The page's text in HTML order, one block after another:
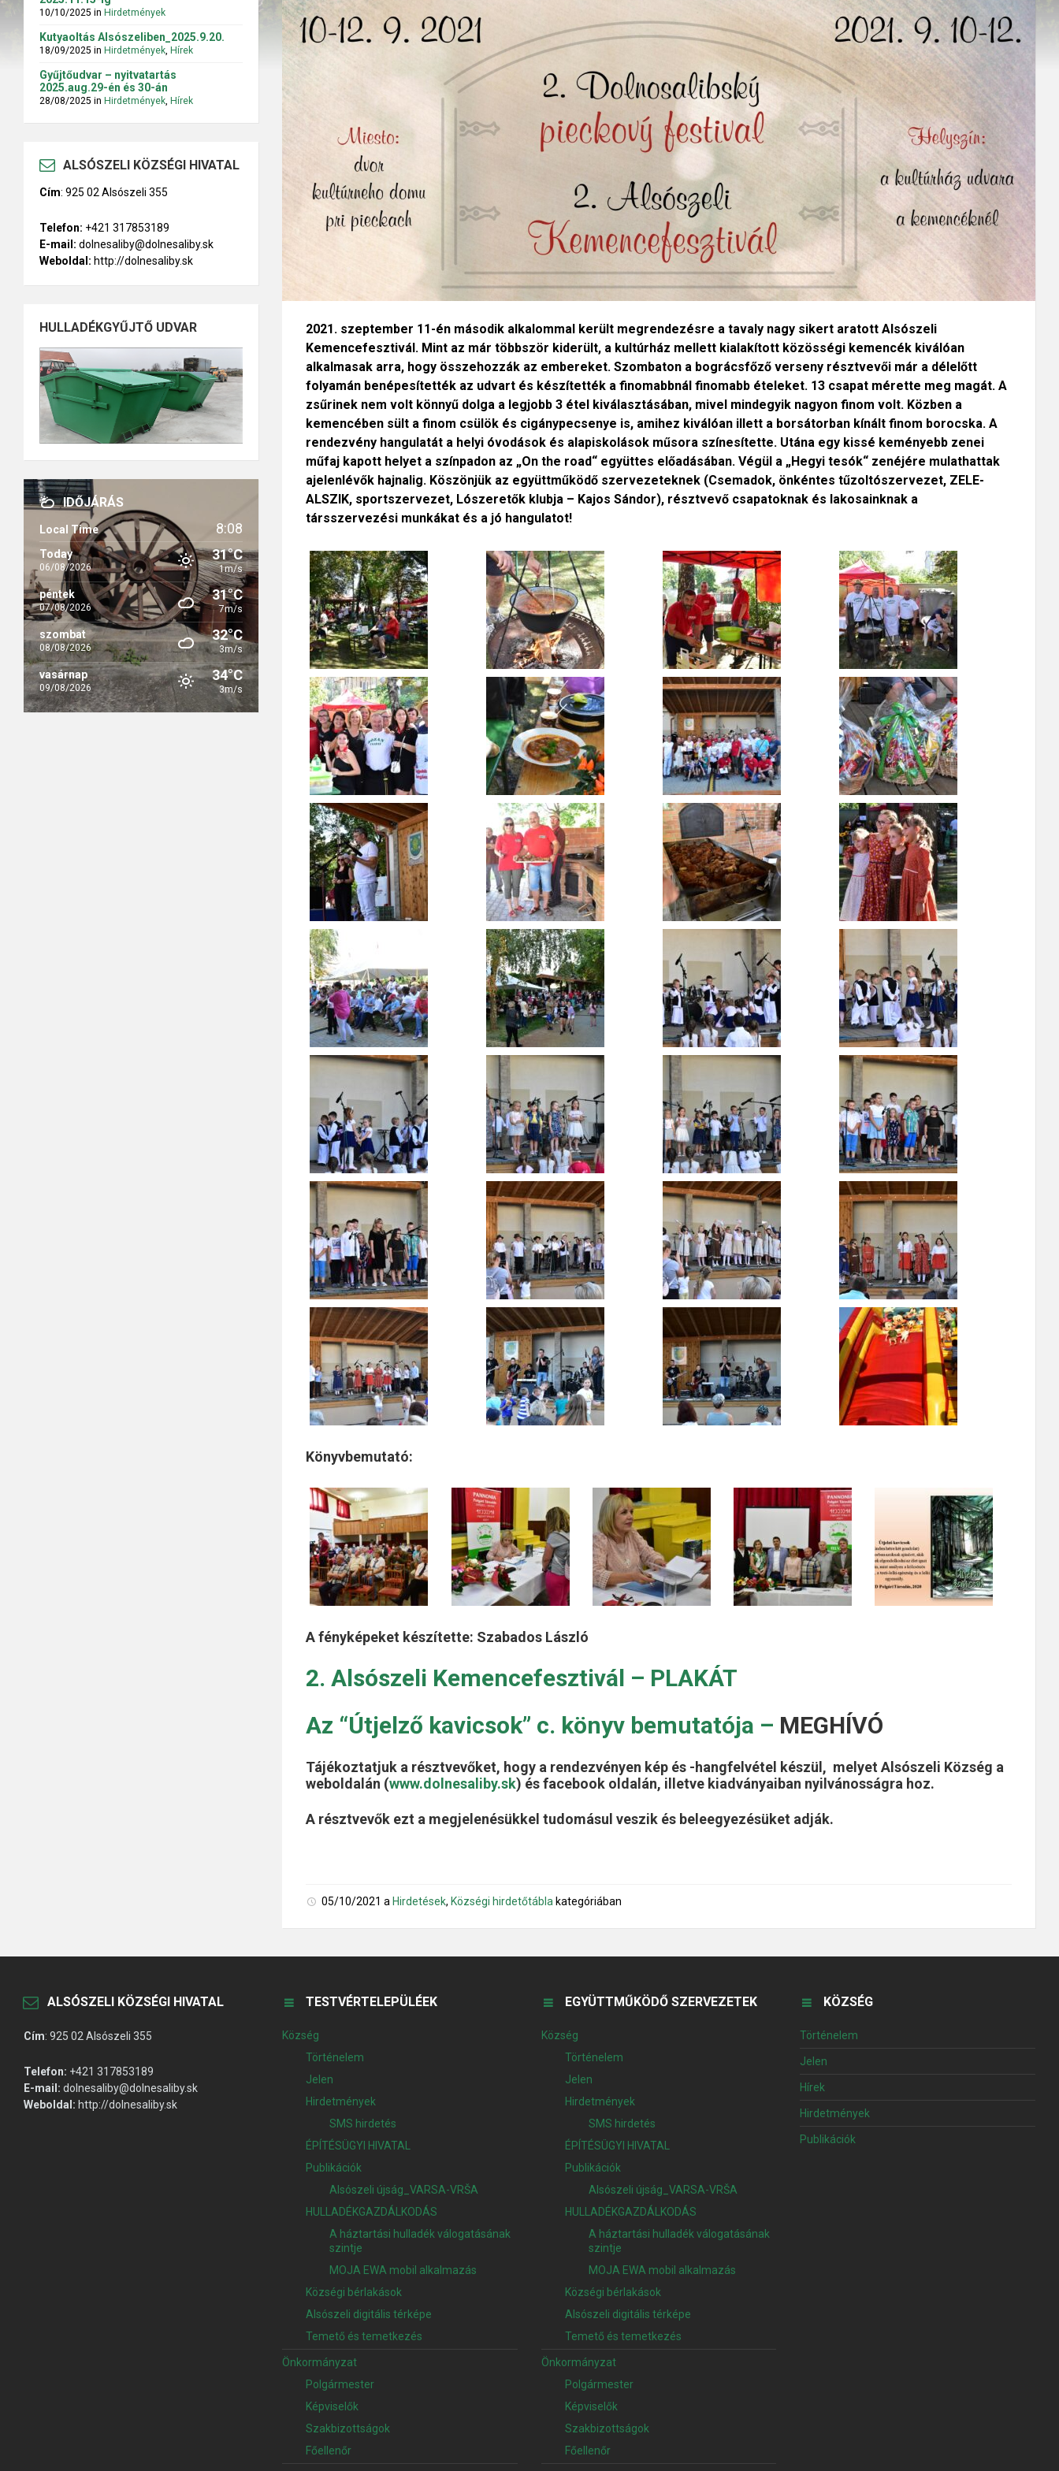
2021. szeptember 11-én második alkalommal került megrendezésre a tavaly nagy sikert aratott Alsószeli
Kemencefesztivál. Mint az már többször kiderült, a kultúrház mellett kialakított közösségi kemencék kiválóan
alkalmasak arra, hogy összehozzák az embereket. Szombaton a bográcsfőző verseny résztvevői már a délelőtt
folyamán benépesítették az udvart és készítették a finomabbnál finomabb ételeket. 13 csapat mérette meg magát. A
zsűrinek nem volt könnyű dolga a legjobb 3 étel kiválasztásában, mivel mindegyik nagyon finom volt. Közben a
kemencében sült a finom csülök és cigánypecsenye is, amihez kiválóan illett a borsátorban kínált finom borocska. A
rendezvény hangulatát a helyi óvodások és alapiskolások műsora színesítette. Utána egy kissé keményebb zenei
műfaj kapott helyet a színpadon az „On the road“ együttes előadásában. Végül a „Hegyi tesók“ zenéjére mulathattak
ajelenlévők hajnalig. Köszönjük az együttműködő szervezeteknek (Csemadok, önkéntes tűzoltószervezet, ZELE-
ALSZIK, sportszervezet, Lószeretők klubja – Kajos Sándor), résztvevő csapatoknak és lakosainknak a
társszervezési munkákat és a jó hangulatot!
Könyvbemutató:
A fényképeket készítette: Szabados László
2. Alsószeli Kemencefesztivál – PLAKÁT
Az “Útjelző kavicsok” c. könyv bemutatója – MEGHÍVÓ
Tájékoztatjuk a résztvevőket, hogy a rendezvényen kép és -hangfelvétel készül, melyet Alsószeli Község a
weboldalán (www.dolnesaliby.sk) és facebook oldalán, illetve kiadványaiban nyilvánosságra hoz.
A résztvevők ezt a megjelenésükkel tudomásul veszik és beleegyezésüket adják.
05/10/2021a Hirdetések, Községi hirdetőtábla kategóriában
10/10/2025 in Hirdetmények
Kutyaoltás Alsószeliben_2025.9.20.
18/09/2025 in Hirdetmények, Hírek
Gyűjtőudvar – nyitvatartás
2025.aug.29-én és 30-án
28/08/2025 in Hirdetmények, Hírek
ALSÓSZELI KÖZSÉGI HIVATAL
Cím: 925 02 Alsószeli 355
Telefon: +421 317853189
E-mail: dolnesaliby@dolnesaliby.sk
Weboldal: http://dolnesaliby.sk
HULLADÉKGYŰJTŐ UDVAR
IDŐJÁRÁS
Local Time 8:08
Today
06/08/2026
31°C
1m/s
péntek
07/08/2026
31°C
7m/s
szombat
08/08/2026
32°C
3m/s
vasárnap
09/08/2026
34°C
3m/s
ALSÓSZELI KÖZSÉGI HIVATAL
Cím: 925 02 Alsószeli 355
Telefon: +421 317853189
E-mail: dolnesaliby@dolnesaliby.sk
Weboldal: http://dolnesaliby.sk
TESTVÉRTELEPÜLÉEK
Község
Történelem
Jelen
Hirdetmények
SMS hirdetés
ÉPÍTÉSÜGYI HIVATAL
Publikációk
Alsószeli újság_VARSA-VRŠA
HULLADÉKGAZDÁLKODÁS
A háztartási hulladék válogatásának
szintje
MOJA EWA mobil alkalmazás
Községi bérlakások
Alsószeli digitális térképe
Temető és temetkezés
Önkormányzat
Polgármester
Képviselők
Szakbizottságok
Főellenőr
EGYÜTTMŰKÖDŐ SZERVEZETEK
Község
Történelem
Jelen
Hirdetmények
SMS hirdetés
ÉPÍTÉSÜGYI HIVATAL
Publikációk
Alsószeli újság_VARSA-VRŠA
HULLADÉKGAZDÁLKODÁS
A háztartási hulladék válogatásának
szintje
MOJA EWA mobil alkalmazás
Községi bérlakások
Alsószeli digitális térképe
Temető és temetkezés
Önkormányzat
Polgármester
Képviselők
Szakbizottságok
Főellenőr
KÖZSÉG
Történelem
Jelen
Hírek
Hirdetmények
Publikációk